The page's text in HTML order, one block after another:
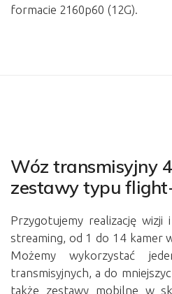
formacie 2160p60 (12G).
Wóz transmisyjny
zestawy typu
Przygotujemy realizację
streaming, od 1 do 14 kamer
Możemy wykorzystać
transmisyjnych, a do
także zestawy mobilne w